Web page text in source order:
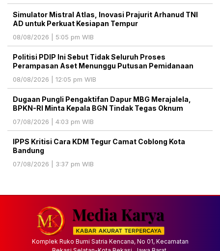
Simulator Mistral Atlas, Inovasi Prajurit Arhanud TNI
AD untuk Perkuat Kesiapan Tempur
08/08/2026 | 5:05 pm WIB
Politisi PDIP Ini Sebut Tidak Seluruh Proses
Perampasan Aset Menunggu Putusan Pemidanaan
08/08/2026 | 12:05 pm WIB
Dugaan Pungli Pengaktifan Dapur MBG Merajalela,
BPKN-RI Minta Kepala BGN Tindak Tegas Oknum
07/08/2026 | 4:03 pm WIB
IPPS Kritisi Cara KDM Tegur Camat Coblong Kota
Bandung
07/08/2026 | 3:37 pm WIB
Komplek Ruko Bumi Satria Kencana, No 01, Kecamatan